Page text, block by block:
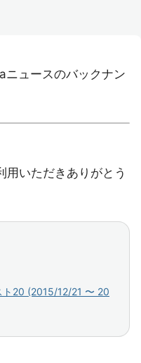
ュースのバックナン
用いただきありがとう
ト20 (2015/12/21 〜 20